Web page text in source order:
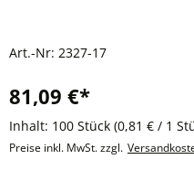
Art.-Nr: 2327-17
81,09 €*
Inhalt: 100 Stück (0,81 € / 1
Preise inkl. MwSt. zzgl.